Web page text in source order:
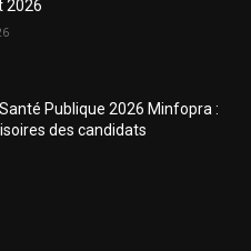
2026
Publique 2026 Minfopra :
des candidats